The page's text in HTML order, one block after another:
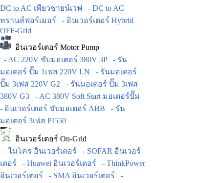
DC to AC เพียวชายน์เวฟ
- DC to AC
ทรานส์ฟอร์เมอร์
- อินเวอร์เตอร์ Hybrid
OFF-Grid
อินเวอร์เตอร์ Motor Pump
- AC 220V ขับมอเตอร์ 380V 3P
- รัน
มอเตอร์ ปั๊ม 1เฟส 220V LN
- รันมอเตอร์
ปั๊ม 3เฟส 220V G2
- รันมอเตอร์ ปั๊ม 3เฟส
380V G3
- AC 380V Soft Start มอเตอร์ปั๊ม
- อินเวอร์เตอร์ ขับมอเตอร์ ABB
- รัน
มอเตอร์ 3เฟส PI550
อินเวอร์เตอร์ On-Grid
- ไมโคร อินเวอร์เตอร์
- SOFAR อินเวอร์
เตอร์
- Huawei อินเวอร์เตอร์
- ThinkPower
อินเวอร์เตอร์
- SMA อินเวอร์เตอร์
-